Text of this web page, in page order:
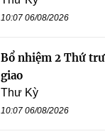
10:07 06/08/2026
Bổ nhiệm 2 Thứ
giao
Thư Kỳ
10:07 06/08/2026